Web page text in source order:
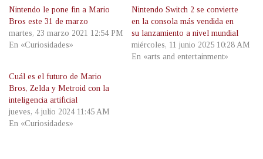
Nintendo le pone fin a Mario
Bros este 31 de marzo
martes, 23 marzo 2021 12:54 PM
En «Curiosidades»
Nintendo Switch 2 se convierte
en la consola más vendida en
su lanzamiento a nivel mundial
miércoles, 11 junio 2025 10:28 AM
En «arts and entertainment»
Cuál es el futuro de Mario
Bros, Zelda y Metroid con la
inteligencia artificial
jueves, 4 julio 2024 11:45 AM
En «Curiosidades»